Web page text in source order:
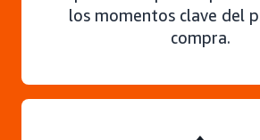
los momentos clave del
compra.